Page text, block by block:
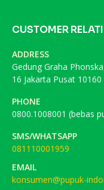
CUSTOMER
ADDRESS
Gedung Graha
16 Jakarta Pusat 10160
PHONE
0800.1008001 (bebas
SMS/WHATSAPP
081110001959
EMAIL
konsumen@pupuk-